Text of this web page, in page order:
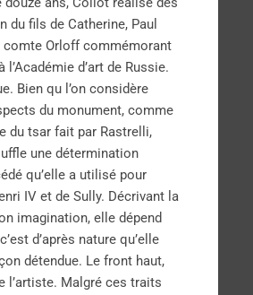
fils de Catherine, Paul
comte Orloff commémorant
d’art de Russie.
Bien qu l’on considère
du monument, comme
du tsar fait par Rastrelli,
une détermination
qu’elle a utilisé pour
IV et de Sully. Décrivant la
imagination, elle dépend
d’après nature qu’elle
détendue. Le front haut,
l’artiste. Malgré ces traits